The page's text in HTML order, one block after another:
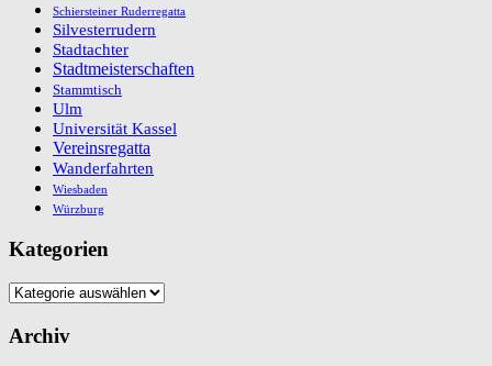
Schiersteiner Ruderregatta
Silvesterrudern
Stadtachter
Stadtmeisterschaften
Stammtisch
Ulm
Universität Kassel
Vereinsregatta
Wanderfahrten
Wiesbaden
Würzburg
Kategorien
Kategorien
Archiv